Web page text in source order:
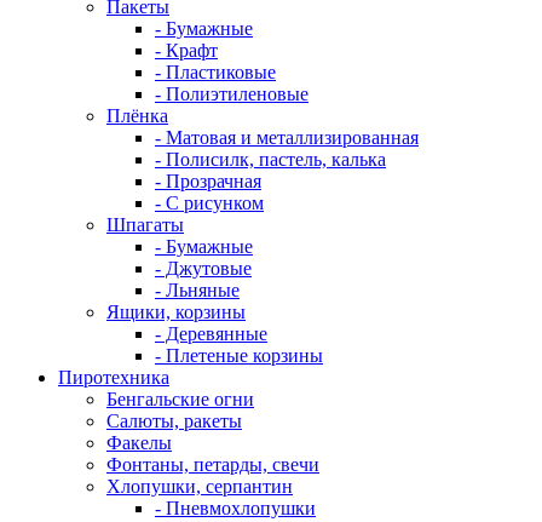
Пакеты
- Бумажные
- Крафт
- Пластиковые
- Полиэтиленовые
Плёнка
- Матовая и металлизированная
- Полисилк, пастель, калька
- Прозрачная
- С рисунком
Шпагаты
- Бумажные
- Джутовые
- Льняные
Ящики, корзины
- Деревянные
- Плетеные корзины
Пиротехника
Бенгальские огни
Салюты, ракеты
Факелы
Фонтаны, петарды, свечи
Хлопушки, серпантин
- Пневмохлопушки